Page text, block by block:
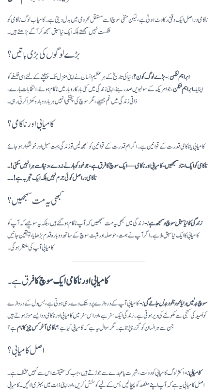
ناکامی دراصل ایک وقتی رکاوٹ ہوتی ہے، لیکن منفی سوچ اسے مستقل محرومی میں بدل دیتی ہے۔ کامیاب لوگ ناکامی کو
شکست نہیں سمجھتے بلکہ ایک نیا سبق سمجھ کر آگے بڑھتے ہیں۔
بڑے لوگوں کی بڑی باتیں؟
ابراہم لنکن:-بڑے لوگ کون؟دنیا کی تاریخ کے ہر عظیم انسان نے اپنی منزل تک پہنچنے کے لئے اسی فلسفے کو
اپنایا۔ابراہم لنکن، جو امریکہ کے سولہویں صدر بنے، اپنی زندگی میں کئی بار کاروبار میں ناکام ہوئے، انتخابات ہارے،
ذاتی زندگی میں غم جھیلے، مگر سوچ کی پختگی انہیں ہر بار دوبارہ کھڑا کرتی رہی۔
کامیابی اور ناکامی؟
کامیابی یا ناکامی قدرت کے قوانین ہے۔ اگر ہم قدرت کے قوانین کو سمجھ لیں تو زندگی بہت سہل اور خوشگوار ہوجائے
ناکامی کو ایک استاد سمجھیں- کامیابی اور ناکامی — ایک سوچ کا فرق ہے- جو خود کو ہارنے نہ دے، دنیا اسے ہرا نہیں سکتی!۔
ناکامی دراصل کوئی جرم نہیں بلکہ ایک تجربہ ہے!۔۔
کبھی یہ مت سمجھیں؟
زندگی کا نیا سبق سوچ و سمجھ ہے:-زندگی میں کبھی یہ مت سمجھیں کہ آپ ناکام ہو گئے ہیں، بلکہ یہ سوچیے کہ آپ کو
کامیابی کا ایک نیا سبق ملا ہے۔ اگر آپ نے ہمت، حوصلہ اور مثبت سوچ کے ساتھ دوبارہ قدم بڑھایا، تو یقین جانیں
کامیابی آپ کی منتظر ہوگی۔
کامیابی اور ناکامی ایک سوچ کا فرق ہے۔
سوچ بدلیں دنیا خودبخود بدل جائے گی:-کامیابی آپ کے دروازے پر دستک دے رہی ہوتی ہے، بس دل کے دروازے
کو اُمید کی کنجی سے کھولنے کی دیر ہوتی ہے۔ زندگی ایک سفر ہے، اور اس سفر میں کامیابی اور ناکامی دو ایسے موڑ ہوتے ہیں
جن سے ہر انسان کو گزرنا پڑتا ہے۔ مگر سوال یہ ہے کہ کامیابی کیا ہے؟ناکامی آخر کس چیز کا نامہے؟
اصل کامیابی؟
کامیابی:-اکثر لوگ کامیابی کو دولت، شہرت یا عہدے سے جوڑتے ہیں، جب کہ حقیقت اس سے کہیں مختلف ہے۔
اصل کامیابی یہ ہے کہ آپ اپنے مقصد کو پہچانیں، اُس کے لیے کوشش کریں، اور اپنی ذات میں بہتری لائیں۔ کامیابی